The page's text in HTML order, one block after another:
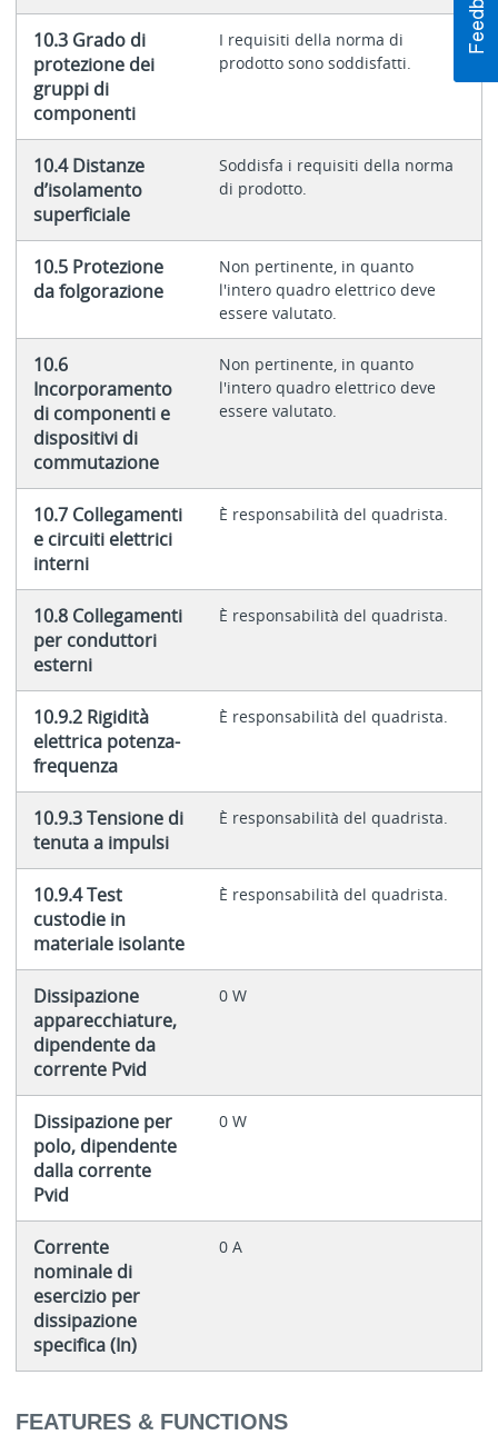
10.3 Grado di
protezione dei
gruppi di
componenti
I requisiti della norma di
prodotto sono soddisfatti.
10.4 Distanze
d’isolamento
superficiale
Soddisfa i requisiti della norma
di prodotto.
10.5 Protezione
da folgorazione
Non pertinente, in quanto
l'intero quadro elettrico deve
essere valutato.
10.6
Incorporamento
di componenti e
dispositivi di
commutazione
Non pertinente, in quanto
l'intero quadro elettrico deve
essere valutato.
10.7 Collegamenti
e circuiti elettrici
interni
È responsabilità del quadrista.
10.8 Collegamenti
per conduttori
esterni
È responsabilità del quadrista.
10.9.2 Rigidità
elettrica potenza-
frequenza
È responsabilità del quadrista.
10.9.3 Tensione di
tenuta a impulsi
È responsabilità del quadrista.
10.9.4 Test
custodie in
materiale isolante
È responsabilità del quadrista.
Dissipazione
apparecchiature,
dipendente da
corrente Pvid
0 W
Dissipazione per
polo, dipendente
dalla corrente
Pvid
0 W
Corrente
nominale di
esercizio per
dissipazione
specifica (In)
0 A
FEATURES & FUNCTIONS